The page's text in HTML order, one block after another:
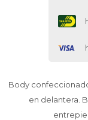
Body
en delantera.